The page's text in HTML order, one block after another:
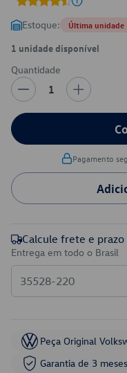
Estoque: Última unidade
1 unidade disponível
Quantidade
1
Pagamento
Calcule frete e prazo
Entrega em todo o Brasil
Peça Original
Garantia de 3